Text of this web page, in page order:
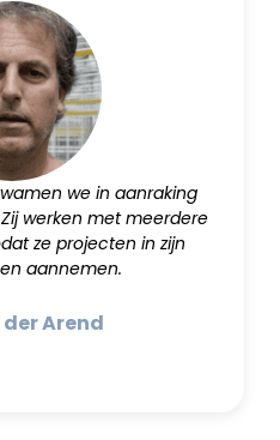
we in aanraking
werken met meerdere
ze projecten in zijn
aannemen.
der Arend